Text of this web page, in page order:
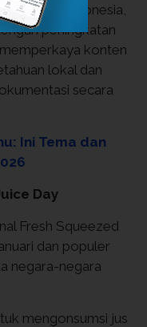
Di Indonesia,
peningkatan
konten
lokal dan
secara
Ini Tema dan
Day
Fresh Squeezed
dan populer
negara-negara
mengonsumsi jus